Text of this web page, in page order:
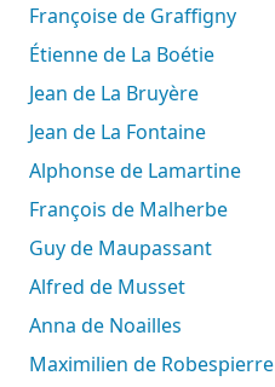
Françoise de Graffigny
Étienne de La Boétie
Jean de La Bruyère
Jean de La Fontaine
Alphonse de Lamartine
François de Malherbe
Guy de Maupassant
Alfred de Musset
Anna de Noailles
Maximilien de Robespierre